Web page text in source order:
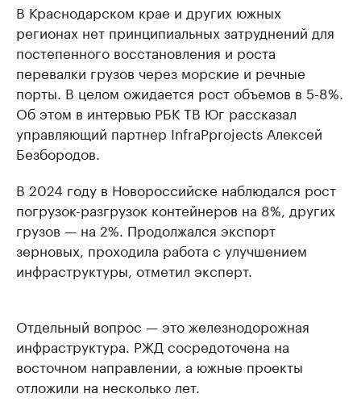
В Краснодарском крае и других южных
регионах нет принципиальных затруднений для
постепенного восстановления и роста
перевалки грузов через морские и речные
порты. В целом ожидается рост объемов в 5-8%.
Об этом в интервью РБК ТВ Юг рассказал
управляющий партнер InfraPprojects Алексей
Безбородов.
В 2024 году в Новороссийске наблюдался рост
погрузок-разгрузок контейнеров на 8%, других
грузов — на 2%. Продолжался экспорт
зерновых, проходила работа с улучшением
инфраструктуры, отметил эксперт.
Отдельный вопрос — это железнодорожная
инфраструктура. РЖД сосредоточена на
восточном направлении, а южные проекты
отложили на несколько лет.